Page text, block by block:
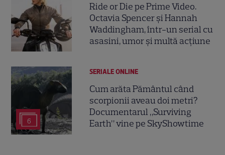
Ride or Die pe Prime Video.
Octavia Spencer și Hannah
Waddingham, într-un serial cu
asasini, umor și multă acțiune
6
SERIALE ONLINE
Cum arăta Pământul când
scorpionii aveau doi metri?
Documentarul „Surviving
Earth” vine pe SkyShowtime